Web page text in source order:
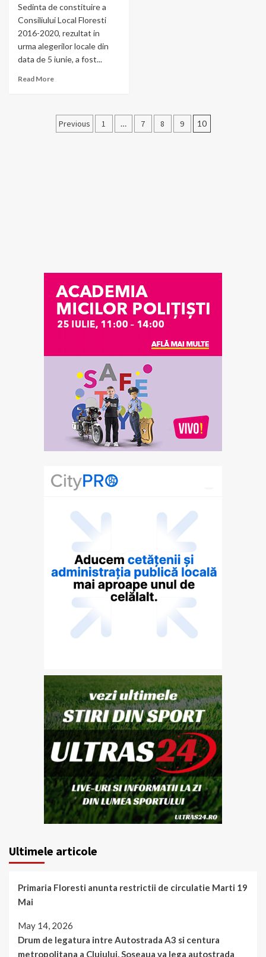
Sedinta de constituire a
Consiliului Local Floresti
2016-2020, rezultat in
urma alegerilor locale din
data de 5 iunie, a fost...
Read More
Posts
Previous 1 … 7 8 9 10
Ultimele articole
Primaria Floresti anunta restrictii de circulatie Marti 19
Mai
May 14, 2026
Drum de legatura intre Autostrada A3 si centura
metropolitana a Clujului. Soseaua va lega autostrada